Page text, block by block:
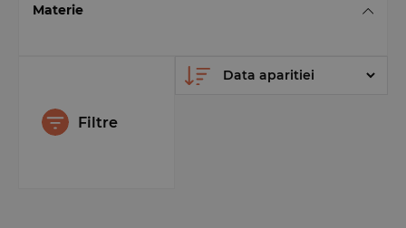
Materie
Filtre